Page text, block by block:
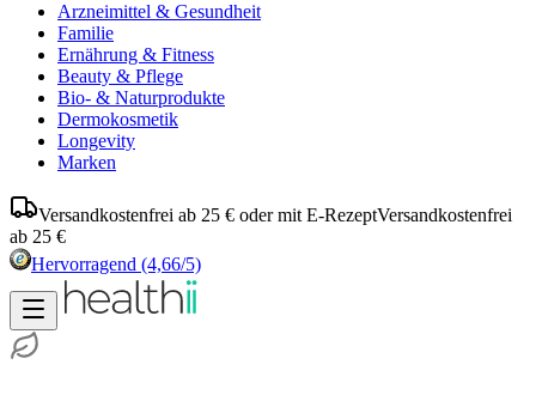
Arzneimittel & Gesundheit
Familie
Ernährung & Fitness
Beauty & Pflege
Bio- & Naturprodukte
Dermokosmetik
Longevity
Marken
Versandkostenfrei ab 25 € oder mit E-RezeptVersandkostenfrei
ab 25 €
Hervorragend (4,66/5)